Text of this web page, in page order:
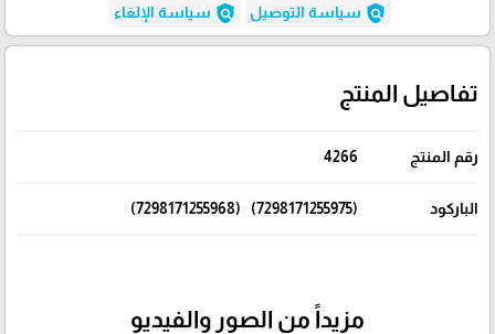
policy سياسة التوصيل policy سياسة الإلغاء
تفاصيل المنتج
رقم المنتج 4266
الباركود (7298171255975) (7298171255968)
مزيداً من الصور والفيديو